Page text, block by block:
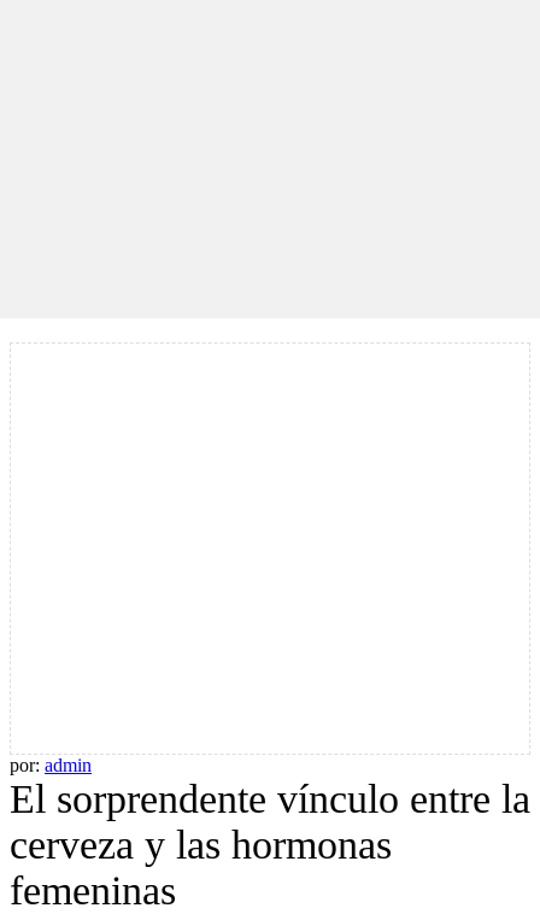
por: admin
El sorprendente vínculo entre la
cerveza y las hormonas
femeninas